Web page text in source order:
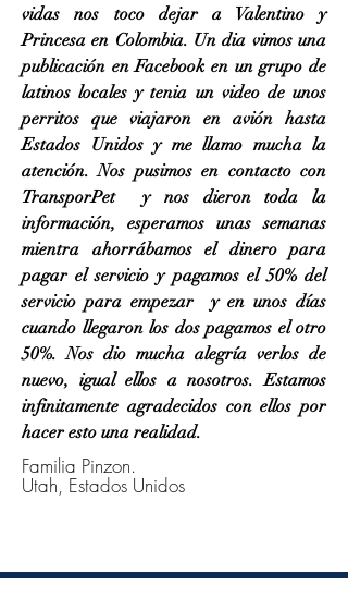
vidas nos toco dejar a Valentino y
Princesa en Colombia. Un dia vimos una
publicación en Facebook en un grupo de
latinos locales y tenia un video de unos
perritos que viajaron en avión hasta
Estados Unidos y me llamo mucha la
atención. Nos pusimos en contacto con
TransporPet y nos dieron toda la
información, esperamos unas semanas
mientra ahorrábamos el dinero para
pagar el servicio y pagamos el 50% del
servicio para empezar y en unos días
cuando llegaron los dos pagamos el otro
50%. Nos dio mucha alegría verlos de
nuevo, igual ellos a nosotros. Estamos
infinitamente agradecidos con ellos por
hacer esto una realidad.
Familia Pinzon.
Utah, Estados Unidos